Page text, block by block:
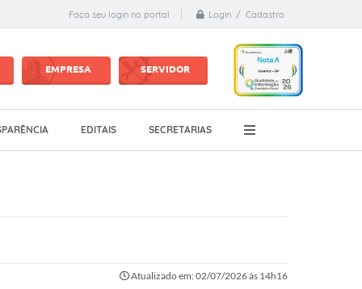
Faça seu login no portal Login / Cadastro
EMPRESA SERVIDOR
EDITAIS SECRETARIAS
Atualizado em: 02/07/2026 às 14h16